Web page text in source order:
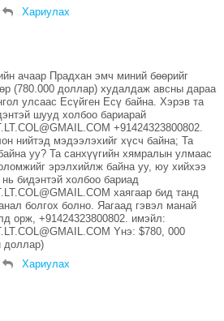
Хариулах
ачаар Прадхан эмч миний бөөрийг
(780.000 доллар) худалдаж авсны дараа
улсаас Есүйген Есү байна. Хэрэв та
шууд холбоо бариарай
+91424323800802.
нийтэд мэдээлэхийг хүсч байна; Та
уу? Та санхүүгийн хямралын улмаас
эрэлхийлж байна уу, юу хийхээ
бидэнтэй холбоо бариад
хаягаар бид танд
болгох болно. Яагаад гэвэл манай
орж, +91424323800802. имэйл:
Yнэ: $780, 000
доллар)
Хариулах